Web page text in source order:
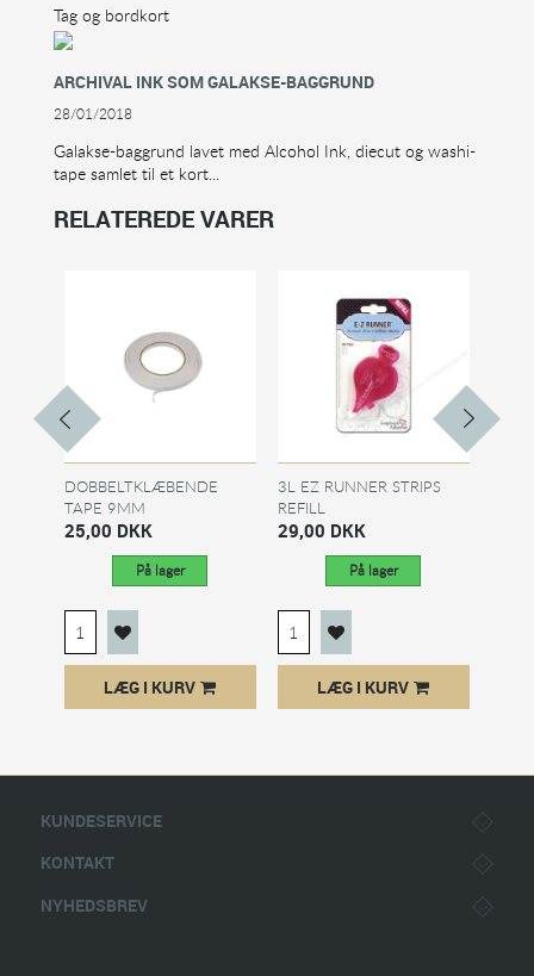
Tag og bordkort
ARCHIVAL INK SOM GALAKSE-BAGGRUND
28/01/2018
Galakse-baggrund lavet med Alcohol Ink, diecut og washi-
tape samlet til et kort...
RELATEREDE VARER
DOBBELTKLÆBENDE
TAPE 9MM
25,00 DKK
På lager
LÆG I KURV
3L EZ RUNNER STRIPS
REFILL
29,00 DKK
På lager
LÆG I KURV
KUNDESERVICE
KONTAKT
NYHEDSBREV